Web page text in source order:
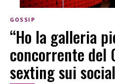
GOSSIP
“Ho la galleria
concorrente del
sexting sui social